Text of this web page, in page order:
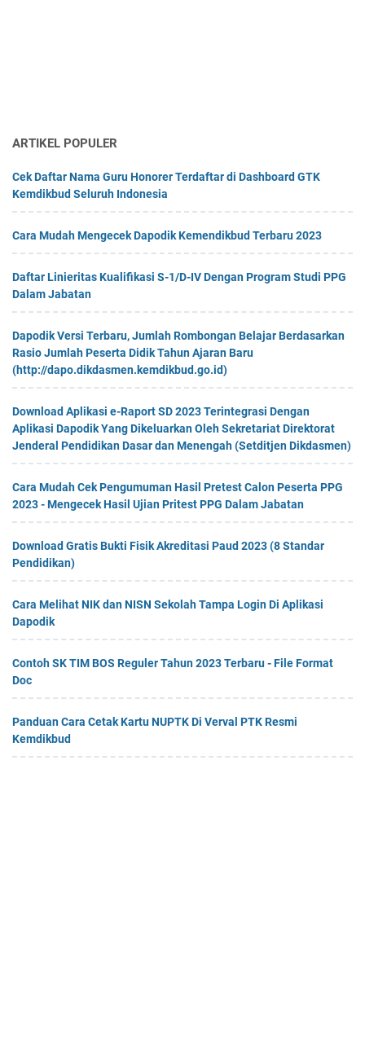
ARTIKEL POPULER
Cek Daftar Nama Guru Honorer Terdaftar di Dashboard GTK
Kemdikbud Seluruh Indonesia
Cara Mudah Mengecek Dapodik Kemendikbud Terbaru 2023
Daftar Linieritas Kualifikasi S-1/D-IV Dengan Program Studi PPG
Dalam Jabatan
Dapodik Versi Terbaru, Jumlah Rombongan Belajar Berdasarkan
Rasio Jumlah Peserta Didik Tahun Ajaran Baru
(http://dapo.dikdasmen.kemdikbud.go.id)
Download Aplikasi e-Raport SD 2023 Terintegrasi Dengan
Aplikasi Dapodik Yang Dikeluarkan Oleh Sekretariat Direktorat
Jenderal Pendidikan Dasar dan Menengah (Setditjen Dikdasmen)
Cara Mudah Cek Pengumuman Hasil Pretest Calon Peserta PPG
2023 - Mengecek Hasil Ujian Pritest PPG Dalam Jabatan
Download Gratis Bukti Fisik Akreditasi Paud 2023 (8 Standar
Pendidikan)
Cara Melihat NIK dan NISN Sekolah Tampa Login Di Aplikasi
Dapodik
Contoh SK TIM BOS Reguler Tahun 2023 Terbaru - File Format
Doc
Panduan Cara Cetak Kartu NUPTK Di Verval PTK Resmi
Kemdikbud